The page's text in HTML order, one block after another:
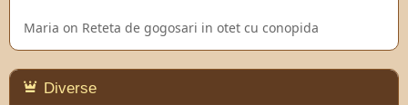
Maria on Reteta de gogosari in otet cu conopida
Diverse